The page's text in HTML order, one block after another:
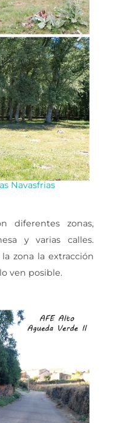
Navasfrias
diferentes zonas,
y varias calles.
zona la extracción
ven posible.